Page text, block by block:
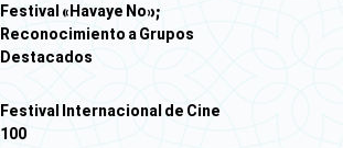
Festival «Havaye No»;
Reconocimiento a Grupos
Destacados
Festival Internacional de Cine
100